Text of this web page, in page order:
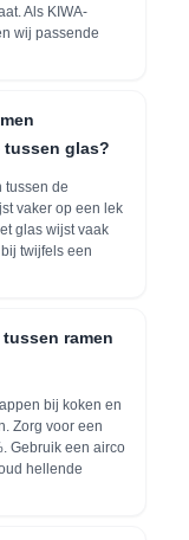
Als KIWA-
wij passende
tussen glas?
tussen de
vaker op een lek
glas wijst vaak
twijfels een
ramen
bij koken en
Zorg voor een
Gebruik een airco
hellende